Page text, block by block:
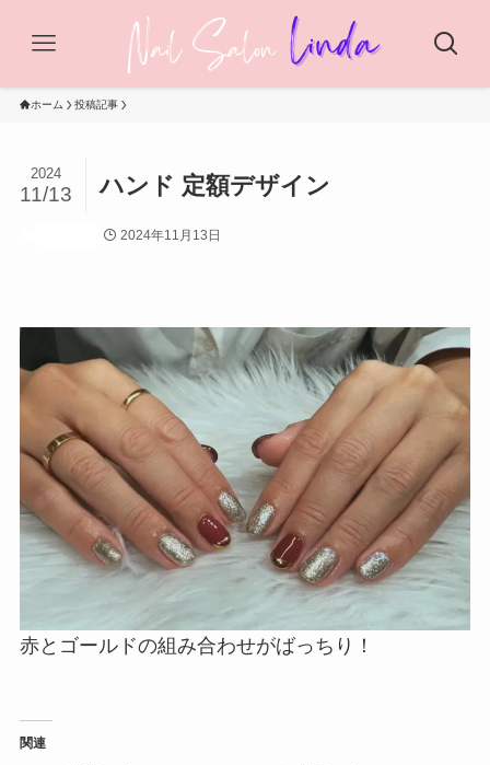
ホーム 投稿記事
ハンド 定額デザイン
2024
11/13
2024年11月13日
赤とゴールドの組み合わせがばっちり！
関連